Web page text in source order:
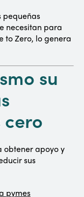
pequeñas
necesitan para
to Zero, lo genera
su
cero
obtener apoyo y
sus
pymes